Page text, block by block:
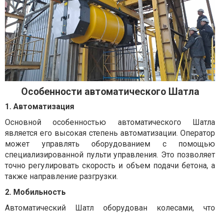
Особенности автоматического Шатла
1. Автоматизация
Основной особенностью автоматического Шатла
является его высокая степень автоматизации. Оператор
может управлять оборудованием с помощью
специализированной пульти управления. Это позволяет
точно регулировать скорость и объем подачи бетона, а
также направление разгрузки.
2. Мобильность
Автоматический Шатл оборудован колесами, что